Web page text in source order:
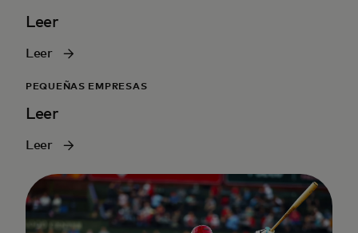
Leer
Leer
PEQUEÑAS EMPRESAS
Leer
Leer